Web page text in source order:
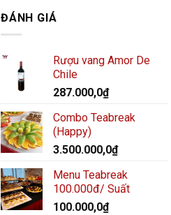
ĐÁNH GIÁ
Rượu vang Amor De
Chile
287.000,0₫
Combo Teabreak
(Happy)
3.500.000,0₫
Menu Teabreak
100.000đ/ Suất
100.000,0₫